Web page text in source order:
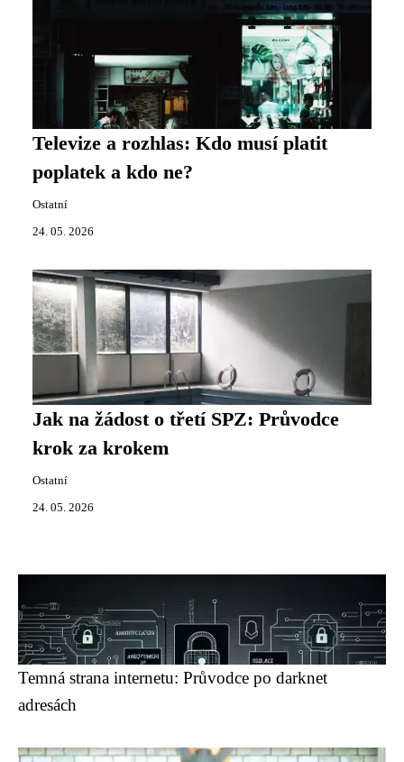
Televize a rozhlas: Kdo musí platit
poplatek a kdo ne?
Ostatní
24. 05. 2026
Jak na žádost o třetí SPZ: Průvodce
krok za krokem
Ostatní
24. 05. 2026
Temná strana internetu: Průvodce po darknet
adresách